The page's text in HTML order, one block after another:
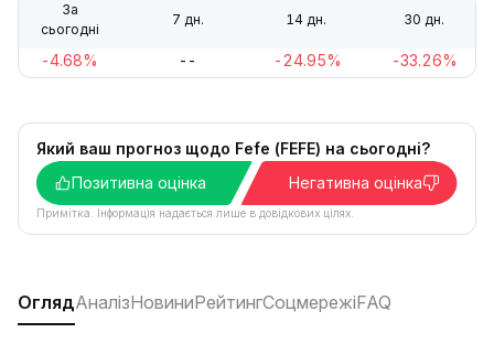
За
сьогодні
7 дн. 14 дн. 30 дн.
-4.68% -- -24.95% -33.26%
Який ваш прогноз щодо Fefe (FEFE) на сьогодні?
Позитивна оцінка
Негативна оцінка
Примітка. Інформація надається лише в довідкових цілях.
ОглядАналізНовиниРейтингСоцмережіFAQ